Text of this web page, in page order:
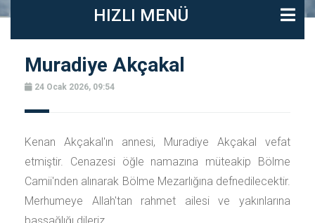
HIZLI MENÜ
Muradiye Akçakal
24 Ocak 2026, 09:54
Kenan Akçakal'ın annesi, Muradiye Akçakal vefat
etmiştir. Cenazesi öğle namazına müteakip Bölme
Camii'nden alınarak Bölme Mezarlığına defnedilecektir.
Merhumeye Allah'tan rahmet ailesi ve yakınlarına